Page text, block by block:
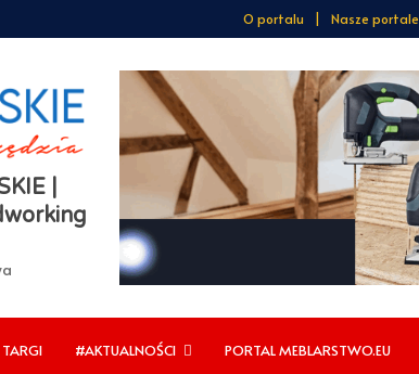
O portalu Nasze portale
|
#AKTUALNOŚCI PORTAL MEBLARSTWO.EU